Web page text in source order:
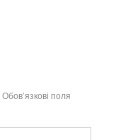
Обов’язкові поля